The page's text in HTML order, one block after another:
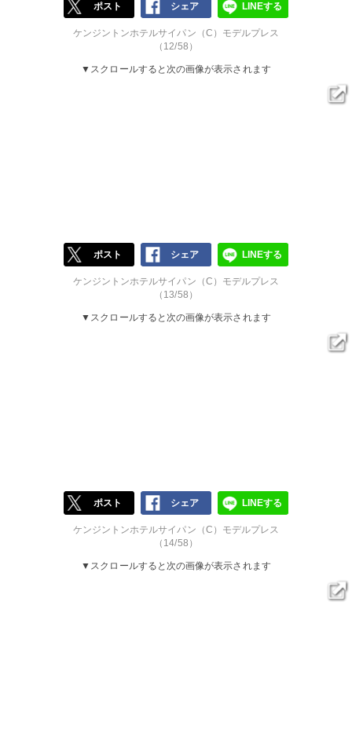
ポスト シェア LINEする
ケンジントンホテルサイパン（C）モデルプレス
（12/58）
▼スクロールすると次の画像が表示されます
ポスト シェア LINEする
ケンジントンホテルサイパン（C）モデルプレス
（13/58）
▼スクロールすると次の画像が表示されます
ポスト シェア LINEする
ケンジントンホテルサイパン（C）モデルプレス
（14/58）
▼スクロールすると次の画像が表示されます